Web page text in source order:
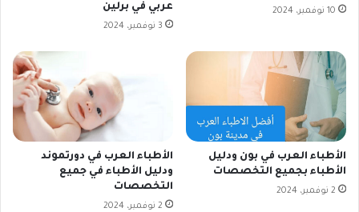
10 نوفمبر، 2024
عربي في برلين
3 نوفمبر، 2024
الأطباء العرب في بون ودليل
الأطباء بجميع التخصصات
2 نوفمبر، 2024
الأطباء العرب في دورتموند
ودليل الأطباء في جميع
التخصصات
2 نوفمبر، 2024